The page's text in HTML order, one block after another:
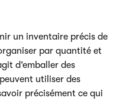
un inventaire précis de
par quantité et
d’emballer des
utiliser des
précisément ce qui